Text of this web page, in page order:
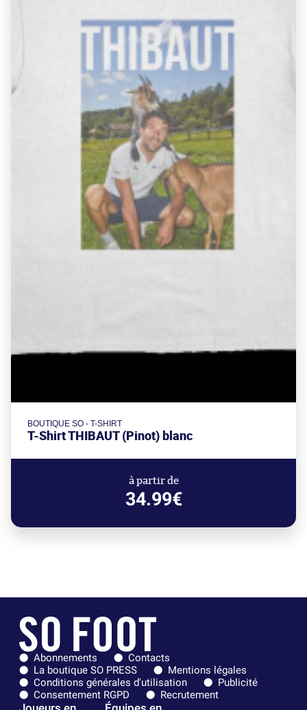
BOUTIQUE SO - T-SHIRT
T-Shirt THIBAUT (Pinot) blanc
à partir de
34.99€
Abonnements
Contacts
La boutique SO PRESS
Mentions légales
Conditions générales d'utilisation
Publicité
Consentement RGPD
Recrutement